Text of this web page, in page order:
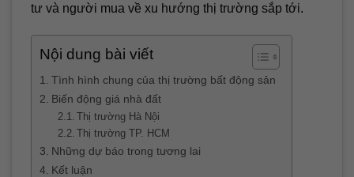
tư và người mua về xu hướng thị trường sắp tới.
Nội dung bài viết
Tình hình chung của thị trường bất động sản
Biến động giá nhà đất
Thị trường Hà Nội
Thị trường TP. HCM
Những dự báo trong tương lai
Kết luận